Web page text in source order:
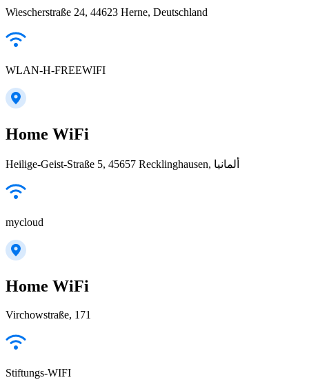
Wiescherstraße 24, 44623 Herne, Deutschland
WLAN-H-FREEWIFI
Home WiFi
Heilige-Geist-Straße 5, 45657 Recklinghausen, ألمانيا
mycloud
Home WiFi
Virchowstraße, 171
Stiftungs-WIFI